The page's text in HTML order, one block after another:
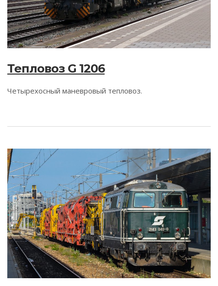
Тепловоз G 1206
Четырехосный маневровый тепловоз.